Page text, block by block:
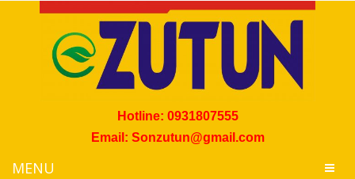
Hotline: 0931807555
Email: Sonzutun@gmail.com
MENU